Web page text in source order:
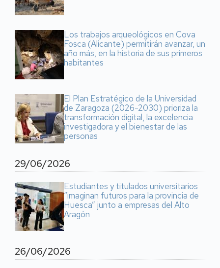
Los trabajos arqueológicos en Cova
Fosca (Alicante) permitirán avanzar, un
año más, en la historia de sus primeros
habitantes
El Plan Estratégico de la Universidad
de Zaragoza (2026-2030) prioriza la
transformación digital, la excelencia
investigadora y el bienestar de las
personas
29/06/2026
Estudiantes y titulados universitarios
“imaginan futuros para la provincia de
Huesca” junto a empresas del Alto
Aragón
26/06/2026